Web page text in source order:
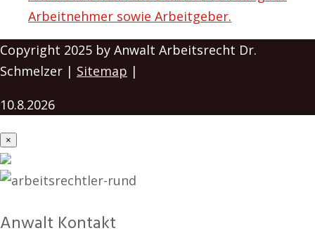
Arbeitnehmer sowie Arbeitgeber.
Copyright 2025 by Anwalt Arbeitsrecht Dr.
Schmelzer | Sitemap |
10.8.2026
×
Anwalt Kontakt